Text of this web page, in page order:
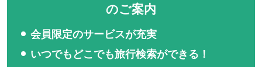
のご案内
会員限定のサービスが充実
いつでもどこでも旅行検索ができる！